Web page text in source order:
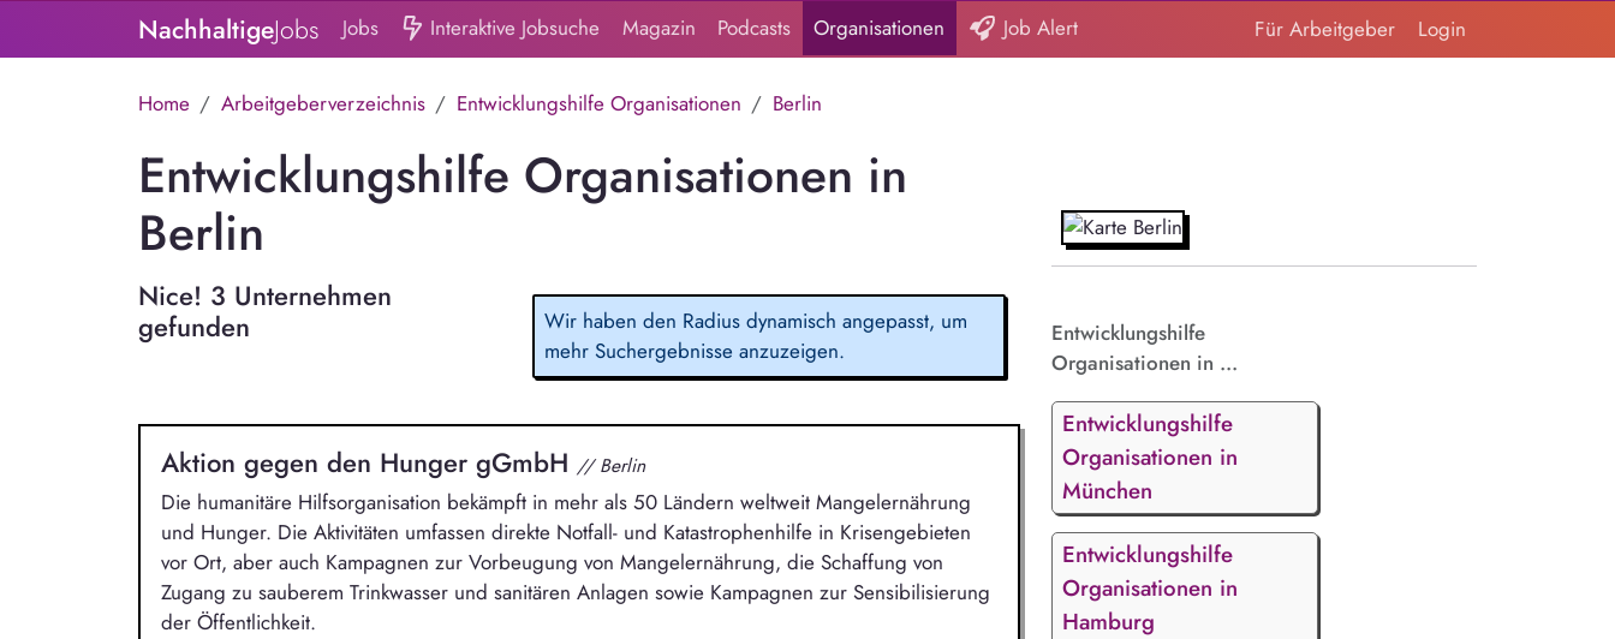
NachhaltigeJobs Jobs Interaktive Jobsuche Magazin Podcasts Organisationen Job Alert Für Arbeitgeber Login
Home Arbeitgeberverzeichnis Entwicklungshilfe Organisationen Berlin
Entwicklungshilfe Organisationen in
Berlin
Nice! 3 Unternehmen
gefunden
Wir haben den Radius dynamisch angepasst, um
mehr Suchergebnisse anzuzeigen.
Aktion gegen den Hunger gGmbH // Berlin
Die humanitäre Hilfsorganisation bekämpft in mehr als 50 Ländern weltweit Mangelernährung
und Hunger. Die Aktivitäten umfassen direkte Notfall- und Katastrophenhilfe in Krisengebieten
vor Ort, aber auch Kampagnen zur Vorbeugung von Mangelernährung, die Schaffung von
Zugang zu sauberem Trinkwasser und sanitären Anlagen sowie Kampagnen zur Sensibilisierung
der Öffentlichkeit.
Entwicklungshilfe
Organisationen in ...
Entwicklungshilfe
Organisationen in
München
Entwicklungshilfe
Organisationen in
Hamburg